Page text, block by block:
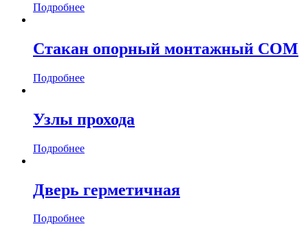
Подробнее
Стакан опорный монтажный СОМ
Подробнее
Узлы прохода
Подробнее
Дверь герметичная
Подробнее